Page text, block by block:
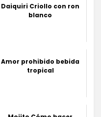
Daiquiri Criollo con ron
blanco
Amor prohibido bebida
tropical